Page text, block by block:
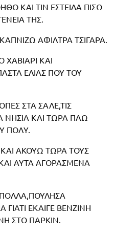
ΚΑΙ ΤΙΝ ΕΣΤΕΙΛΑ ΠΙΣΩ
ΤΗΣ.
ΑΦΙΛΤΡΑ ΤΣΙΓΑΡΑ.
ΧΑΒΙΑΡΙ ΚΑΙ
ΕΛΙΑΣ ΠΟΥ ΤΟΥ
ΣΤΑ ΣΑΛΕ,ΤΙΣ
ΝΗΣΙΑ ΚΑΙ ΤΩΡΑ ΠΑΩ
ΠΟΛΥ.
ΑΚΟΥΩ ΤΩΡΑ ΤΟΥΣ
ΑΥΤΑ ΑΓΟΡΑΣΜΕΝΑ
ΓΙΑΤΙ ΕΚΑΙΓΕ ΒΕΝΖΙΝΗ
ΣΤΟ ΠΑΡΚΙΝ.